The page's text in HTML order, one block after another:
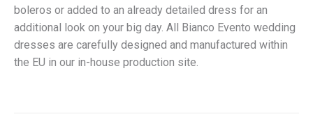
boleros or added to an already detailed dress for an
additional look on your big day. All Bianco Evento wedding
dresses are carefully designed and manufactured within
the EU in our in-house production site.